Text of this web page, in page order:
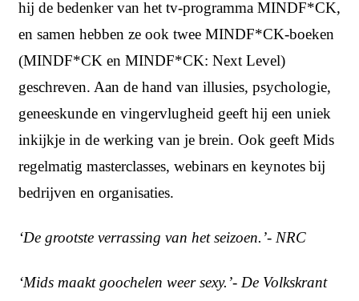
hij de bedenker van het tv-programma MINDF*CK,
en samen hebben ze ook twee MINDF*CK-boeken
(MINDF*CK en MINDF*CK: Next Level)
geschreven. Aan de hand van illusies, psychologie,
geneeskunde en vingervlugheid geeft hij een uniek
inkijkje in de werking van je brein. Ook geeft Mids
regelmatig masterclasses, webinars en keynotes bij
bedrijven en organisaties.
‘De grootste verrassing van het seizoen.’- NRC
‘Mids maakt goochelen weer sexy.’- De Volkskrant